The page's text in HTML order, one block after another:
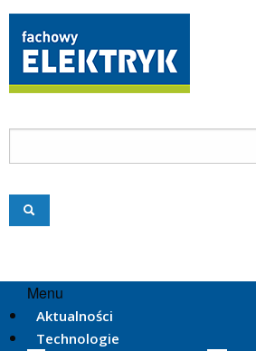
Menu
Aktualności
Technologie